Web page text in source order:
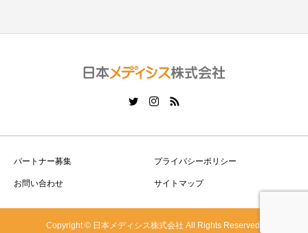
パートナー募集 プライバシーポリシー
お問い合わせ サイトマップ
Copyright © 日本メディシス株式会社 All Rights Reserved.